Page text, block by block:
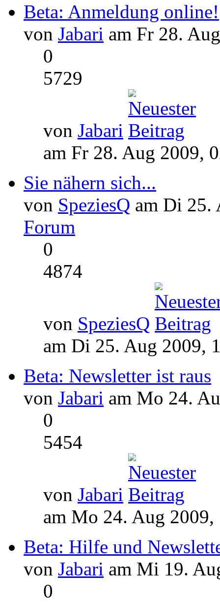
Beta: Anmeldung online!
von Jabari am Fr 28.
0
5729
von Jabari
am Fr 28. Aug 2009,
Sie nähern sich...
von SpeziesQ am Di 25.
Forum
0
4874
von SpeziesQ
am Di 25. Aug 2009,
Beta: Newsletter ist raus
von Jabari am Mo 24.
0
5454
von Jabari
am Mo 24. Aug 2009,
Beta: Hilfe und
von Jabari am Mi 19.
0